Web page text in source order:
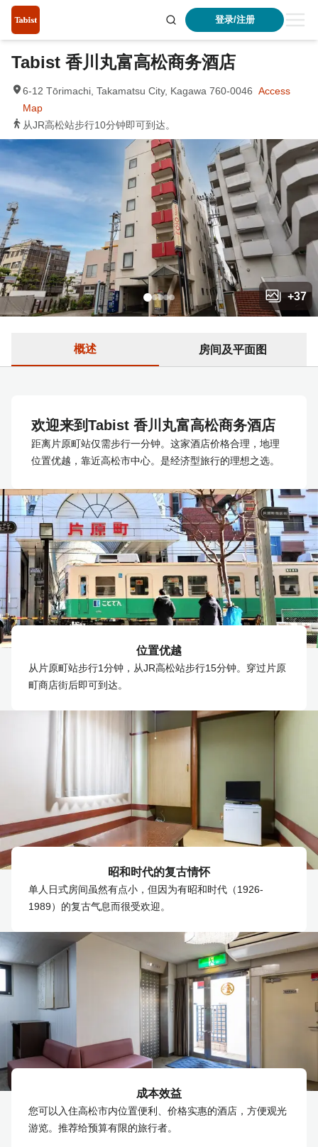
登录/注册
+37
Tabist 香川丸富高松商务酒店
6-12 Tōrimachi, Takamatsu City, Kagawa 760-0046 Access
Map
从JR高松站步行10分钟即可到达。
概述 房间及平面图
欢迎来到Tabist 香川丸富高松商务酒店
距离片原町站仅需步行一分钟。这家酒店价格合理，地理
位置优越，靠近高松市中心。是经济型旅行的理想之选。
位置优越
从片原町站步行1分钟，从JR高松站步行15分钟。穿过片原
町商店街后即可到达。
昭和时代的复古情怀
单人日式房间虽然有点小，但因为有昭和时代（1926-
1989）的复古气息而很受欢迎。
成本效益
您可以入住高松市内位置便利、价格实惠的酒店，方便观光
游览。推荐给预算有限的旅行者。